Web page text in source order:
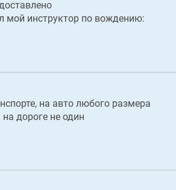
мой инструктор по вождению:
на авто любого размера
дороге не один